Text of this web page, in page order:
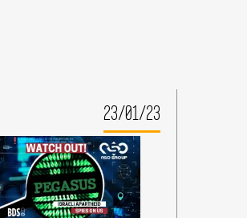
CRIMINEL·LES
DE
GUERRE
ISRAÉLIEN·NES
PRÉSUMÉ·ES
DANS
LES
MILIEUX
23/01/23